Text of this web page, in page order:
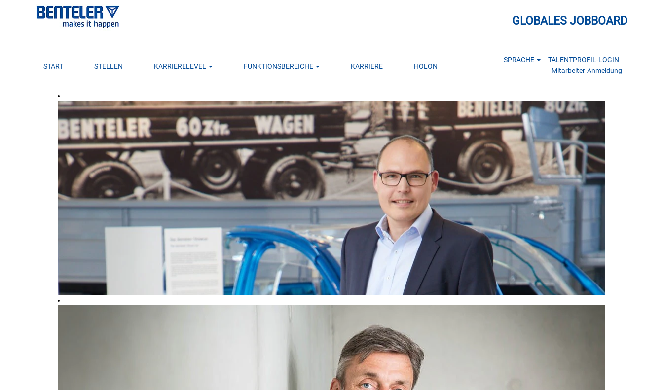
GLOBALES JOBBOARD
START STELLEN KARRIERELEVEL FUNKTIONSBEREICHE KARRIERE HOLON
SPRACHE
TALENTPROFIL-LOGIN
Mitarbeiter-Anmeldung